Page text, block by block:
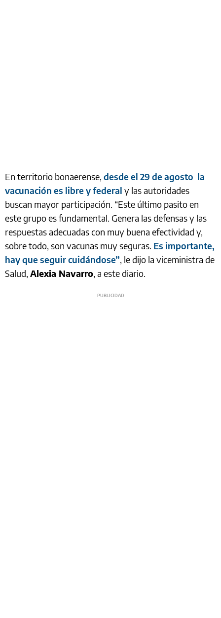
En territorio bonaerense, desde el 29 de agosto la
vacunación es libre y federal y las autoridades
buscan mayor participación. “Este último pasito en
este grupo es fundamental. Genera las defensas y las
respuestas adecuadas con muy buena efectividad y,
sobre todo, son vacunas muy seguras. Es importante,
hay que seguir cuidándose”, le dijo la viceministra de
Salud, Alexia Navarro, a este diario.